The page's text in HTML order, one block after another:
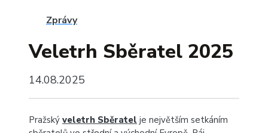
Zprávy
Veletrh Sběratel 2025
14.08.2025
Pražský veletrh Sběratel je největším setkáním